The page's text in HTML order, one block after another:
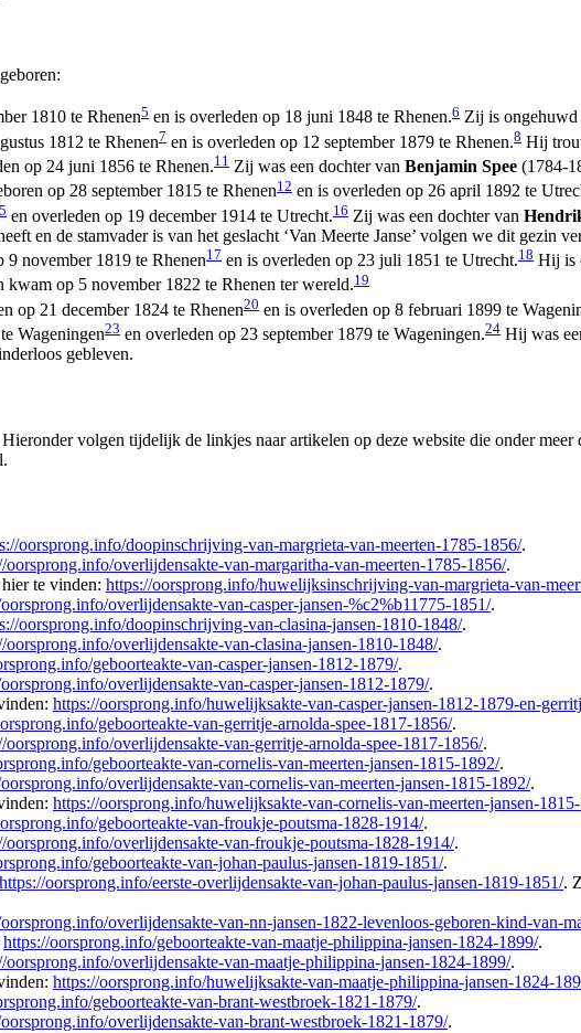
1810 te Rhenen5 en is overleden op 18 juni 1848 te Rhenen.6 Zij is ongehuwd
1812 te Rhenen7 en is overleden op 12 september 1879 te Rhenen.8 Hij
op 24 juni 1856 te Rhenen.11 Zij was een dochter van Benjamin Spee (1784-
op 28 september 1815 te Rhenen12 en is overleden op 26 april 1892 te
en overleden op 19 december 1914 te Utrecht.16 Zij was een dochter van
en de stamvader is van het geslacht ‘Van Meerte Janse’ volgen we dit gezin
november 1819 te Rhenen17 en is overleden op 23 juli 1851 te Utrecht.18 Hij is
kwam op 5 november 1822 te Rhenen ter wereld.19
op 21 december 1824 te Rhenen20 en is overleden op 8 februari 1899 te
Wageningen23 en overleden op 23 september 1879 te Wageningen.24 Hij was
gebleven.
volgen tijdelijk de linkjes naar artikelen op deze website die onder
oorsprong.info/doopinschrijving-van-margrieta-van-meerten-1785-1856/.
oorsprong.info/overlijdensakte-van-margaritha-van-meerten-1785-1856/.
te vinden: https://oorsprong.info/huwelijksinschrijving-van-margrieta-van-
overlijdensakte-van-casper-jansen-%c2%b11775-1851/.
oorsprong.info/doopinschrijving-van-clasina-jansen-1810-1848/.
oorsprong.info/overlijdensakte-van-clasina-jansen-1810-1848/.
geboorteakte-van-casper-jansen-1812-1879/.
overlijdensakte-van-casper-jansen-1812-1879/.
https://oorsprong.info/huwelijksakte-van-casper-jansen-1812-1879-en-
geboorteakte-van-gerritje-arnolda-spee-1817-1856/.
oorsprong.info/overlijdensakte-van-gerritje-arnolda-spee-1817-1856/.
geboorteakte-van-cornelis-van-meerten-jansen-1815-1892/.
overlijdensakte-van-cornelis-van-meerten-jansen-1815-1892/.
https://oorsprong.info/huwelijksakte-van-cornelis-van-meerten-jansen-
geboorteakte-van-froukje-poutsma-1828-1914/.
oorsprong.info/overlijdensakte-van-froukje-poutsma-1828-1914/.
geboorteakte-van-johan-paulus-jansen-1819-1851/.
https://oorsprong.info/eerste-overlijdensakte-van-johan-paulus-jansen-1819-1851/.
overlijdensakte-van-nn-jansen-1822-levenloos-geboren-kind-van-
https://oorsprong.info/geboorteakte-van-maatje-philippina-jansen-1824-1899/.
oorsprong.info/overlijdensakte-van-maatje-philippina-jansen-1824-1899/.
https://oorsprong.info/huwelijksakte-van-maatje-philippina-jansen-1824-
geboorteakte-van-brant-westbroek-1821-1879/.
overlijdensakte-van-brant-westbroek-1821-1879/.